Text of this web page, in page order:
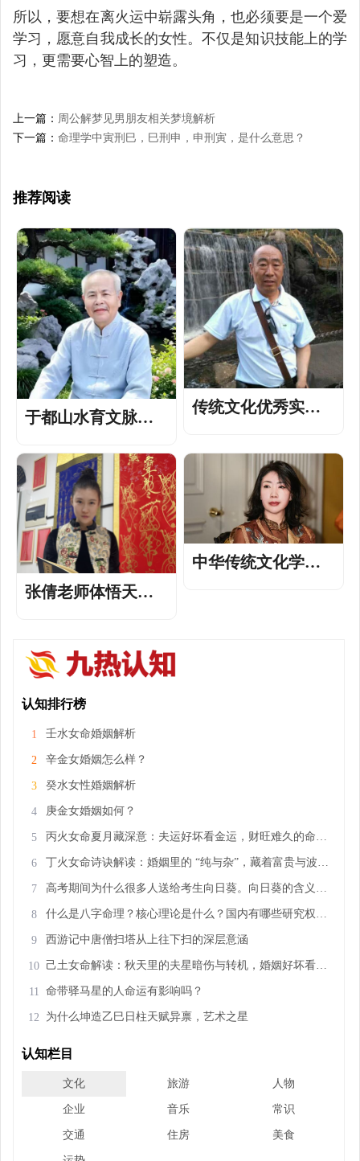
所以，要想在离火运中崭露头角，也必须要是一个爱
学习，愿意自我成长的女性。不仅是知识技能上的学
习，更需要心智上的塑造。
上一篇： 周公解梦见男朋友相关梦境解析
下一篇： 命理学中寅刑巳，巳刑申，申刑寅，是什么意思？
推荐阅读
于都山水育文脉，
—— 陈蔚明老师
传统文化优秀实践
耕逻辑拆解文脉，
务实传播活化经典
张倩老师体悟天人
中华传统文化学者
认知排行榜
1 壬水女命婚姻解析
2 辛金女婚姻怎么样？
3 癸水女性婚姻解析
4 庚金女婚姻如何？
5
6
7
8
9 西游记中唐僧扫塔从上往下扫的深层意涵
10
11 命带驿马星的人命运有影响吗？
12 为什么坤造乙巳日柱天赋异禀，艺术之星
认知栏目
文化 旅游 人物
企业 音乐 常识
交通 住房 美食